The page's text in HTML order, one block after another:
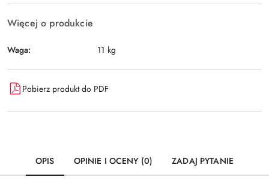
Więcej o produkcie
Waga: 11 kg
Pobierz produkt do PDF
OPIS OPINIE I OCENY (0) ZADAJ PYTANIE